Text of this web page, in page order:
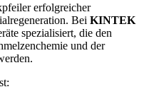
erfolgreicher
Bei KINTEK
spezialisiert, die den
und der